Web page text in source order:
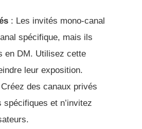
: Les invités mono-canal
spécifique, mais ils
en DM. Utilisez cette
leur exposition.
des canaux privés
spécifiques et n’invitez